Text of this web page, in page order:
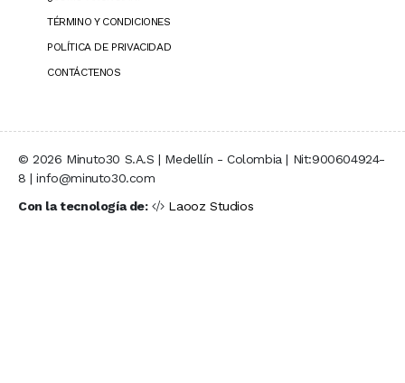
TÉRMINO Y CONDICIONES
POLÍTICA DE PRIVACIDAD
CONTÁCTENOS
© 2026 Minuto30 S.A.S | Medellín - Colombia | Nit:900604924-
8 | info@minuto30.com
Con la tecnología de:
Laooz Studios